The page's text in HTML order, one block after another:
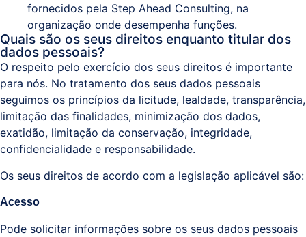
fornecidos pela Step Ahead Consulting, na
organização onde desempenha funções.
Quais são os seus direitos enquanto titular dos
dados pessoais?
O respeito pelo exercício dos seus direitos é importante
para nós. No tratamento dos seus dados pessoais
seguimos os princípios da licitude, lealdade, transparência,
limitação das finalidades, minimização dos dados,
exatidão, limitação da conservação, integridade,
confidencialidade e responsabilidade.
Os seus direitos de acordo com a legislação aplicável são:
Acesso
Pode solicitar informações sobre os seus dados pessoais